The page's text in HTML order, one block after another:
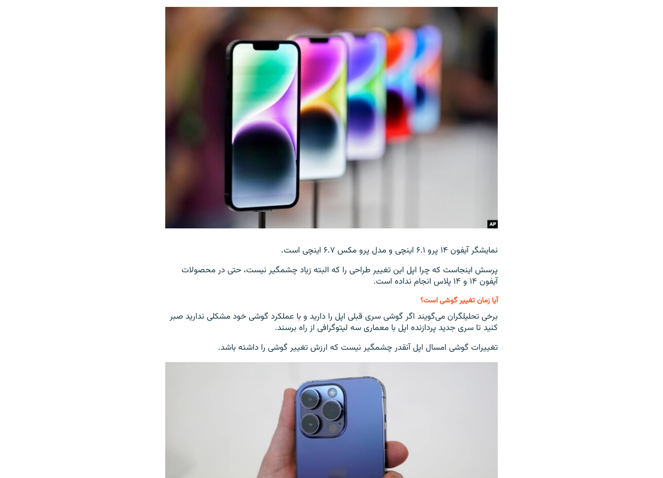
نمایشگر آیفون ۱۴ پرو ۶.۱ اینچی و مدل پرو مکس ۶.۷ اینچی است.
پرسش اینجاست که چرا اپل این تغییر طراحی را که البته زیاد چشمگیر نیست، حتی در محصولات
آیفون ۱۴ و ۱۴ پلاس انجام نداده است.
آیا زمان تغییر گوشی است؟
برخی تحلیلگران می‌گویند اگر گوشی سری قبلی اپل را دارید و با عملکرد گوشی خود مشکلی ندارید صبر
کنید تا سری جدید پردازنده اپل با معماری سه لیتوگرافی از راه برسند.
تغییرات گوشی امسال اپل آنقدر چشمگیر نیست که ارزش تغییر گوشی را داشته باشد.